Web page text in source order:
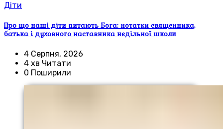
Діти
Про що наші діти питають Бога: нотатки священника,
батька і духовного наставника недільної школи
4 Серпня, 2026
4 хв Читати
0 Поширили